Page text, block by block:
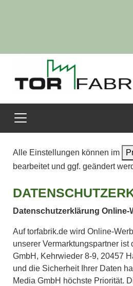
Alle Einstellungen können im
bearbeitet und ggf. geändert
Datenschutzerklärung Online-
Auf torfabrik.de wird Online-
unserer Vermarktungspartner
GmbH, Kehrwieder 8-9, 20457
und die Sicherheit Ihrer Daten
Media GmbH höchste Priorität.